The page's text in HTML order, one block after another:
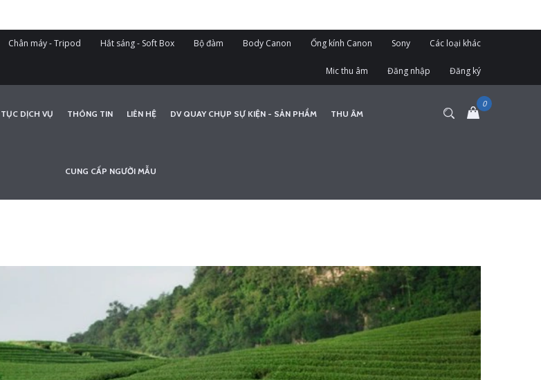
Chân máy - Tripod Hắt sáng - Soft Box Bộ đàm Body Canon Ống kính Canon Sony Các loại khác
Mic thu âm Đăng nhập Đăng ký
DỊCH VỤ THÔNG TIN LIÊN HỆ DV QUAY CHỤP SỰ KIỆN - SẢN PHẨM THU ÂM
CUNG CẤP NGƯỜI MẪU